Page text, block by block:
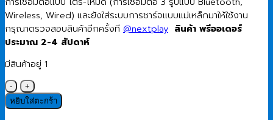
Wireless, Wired) และยังใส่ระบบการชาร์จแบบแม่เหล็กมาให้ใช้งาน
กรุณาตรวจสอบสินค้าอีกครั้งที @nextplay สินค้า พรีออเดอร์
ประมาณ 2-4 สัปดาห์
มีสินค้าอยู่ 1
จำนวน
Wireless
Gaming
หยิบใส่ตะกร้า